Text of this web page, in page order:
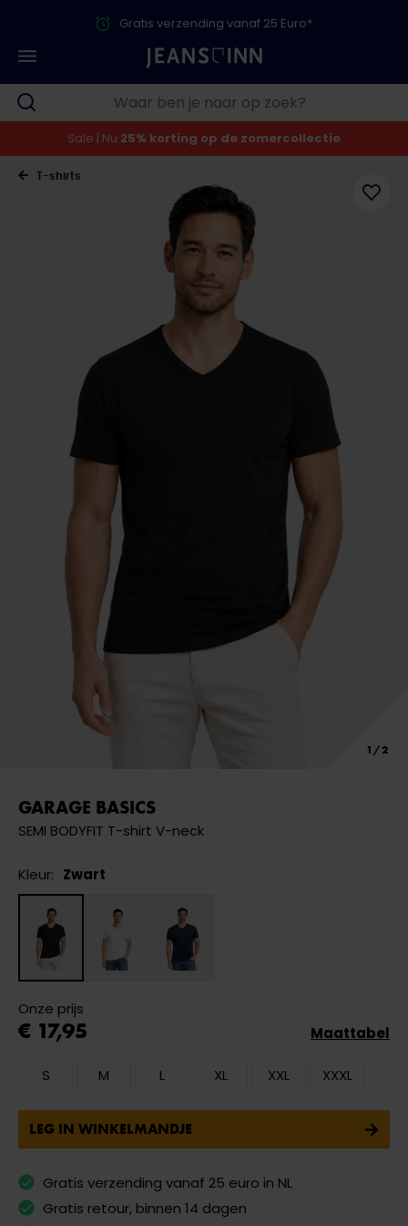
Gratis verzending vanaf 25 Euro*
Sale | Nu 25% korting op de zomercollectie
T-shirts
GARAGE BASICS
SEMI BODYFIT T-shirt V-neck
Kleur: Zwart
Onze prijs
€ 17,95
S M L XL XXL XXXL
Maattabel
LEG IN WINKELMANDJE
Gratis verzending vanaf 25 euro in NL
Gratis retour, binnen 14 dagen